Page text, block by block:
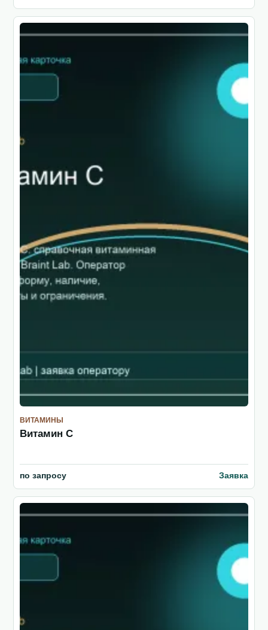
ВИТАМИНЫ
Витамин C
по запросу Заявка